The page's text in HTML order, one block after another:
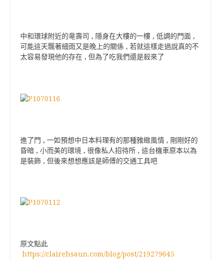
中和環球附近的竜壽司 , 隱身在大樓的一樓 , 低調的門面 ,
可能這天飄著細雨又是晚上的關係 , 若就這樣走過說真的不
太容易發現他的存在 , 但為了吃我們還是殺來了
進了門 , 一如預想中日本料理有的那種雅緻風情 , 剛剛好的
昏暗 , 小而美的環境 , 很像私人招待所 , 這台機車原本以為
是裝飾 , 但後來想想應該是師傅的交通工具吧
原文點此
https://clairehsaun.com/blog/post/219279645